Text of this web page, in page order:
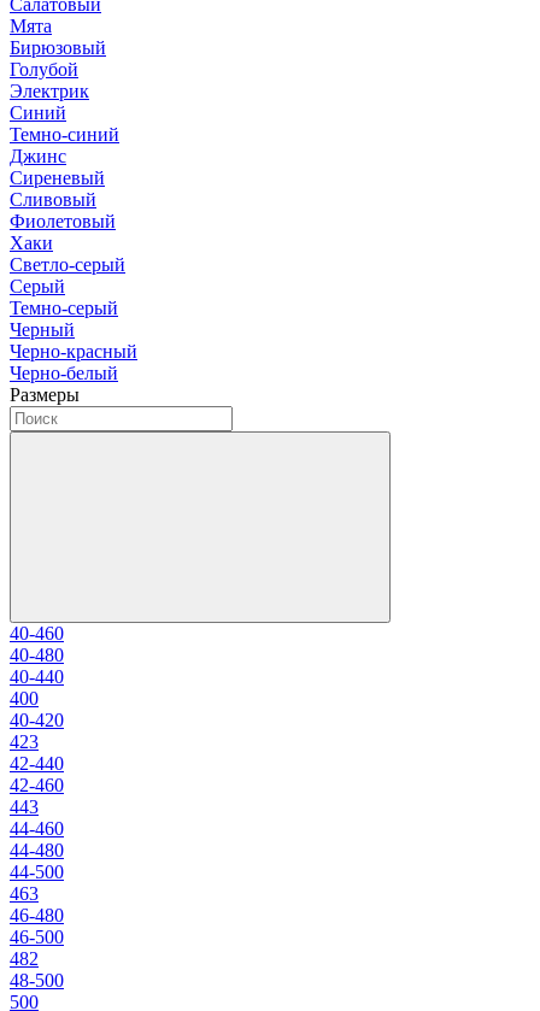
Мята
Бирюзовый
Голубой
Электрик
Синий
Темно-синий
Джинс
Сиреневый
Сливовый
Фиолетовый
Хаки
Светло-серый
Серый
Темно-серый
Черный
Черно-красный
Черно-белый
Размеры
40-460
40-480
40-440
400
40-420
423
42-440
42-460
443
44-460
44-480
44-500
463
46-480
46-500
482
48-500
500